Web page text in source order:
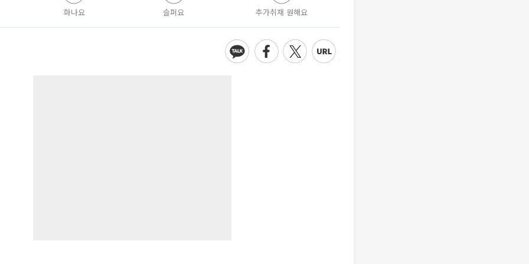
화나요 슬퍼요 추가취재 원해요